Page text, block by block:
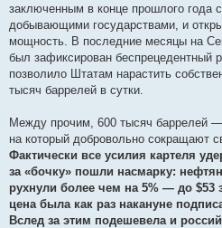
заключенным в конце прошлого года
добывающими государствами, и
мощность. В последние месяцы на
был зафиксирован беспрецедентный
позволило Штатам нарастить
тысяч баррелей в сутки.
Между прочим, 600 тысяч баррелей —
на который добровольно сокращают
Фактически все усилия картеля
за «бочку» пошли насмарку:
рухнули более чем на 5% — до $53
цена была как раз накануне
Вслед за этим подешевела и